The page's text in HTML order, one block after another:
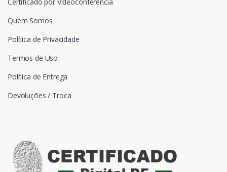
Certificado por Videoconferência
Quem Somos
Política de Privacidade
Termos de Uso
Política de Entrega
Devoluções / Troca